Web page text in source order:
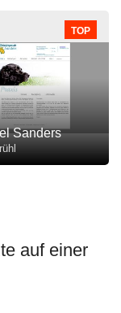
TOP
Sanders
auf einer